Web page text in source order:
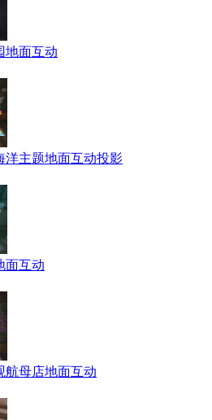
地面互动
洋主题地面互动投影
面互动
航母店地面互动